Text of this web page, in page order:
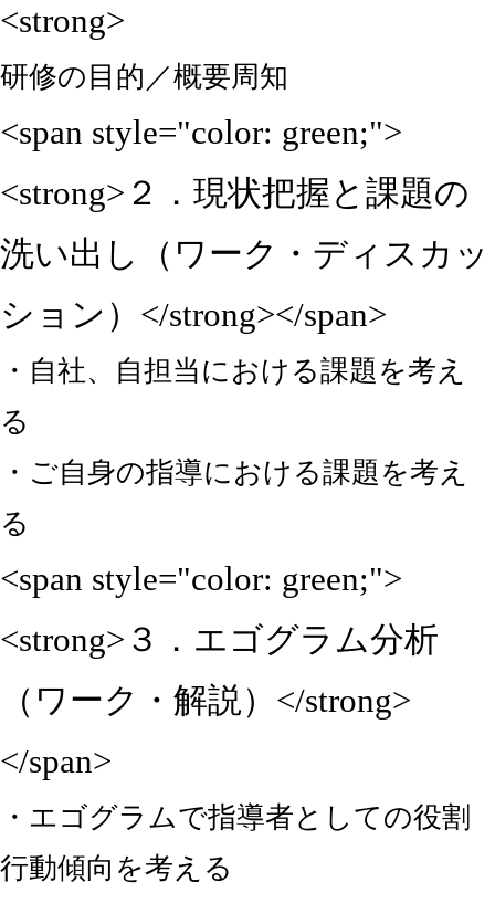
<strong>
研修の目的／概要周知
<span style="color: green;">
<strong>２．現状把握と課題の
洗い出し（ワーク・ディスカッ
ション）</strong></span>
・自社、自担当における課題を考え
る
・ご自身の指導における課題を考え
る
<span style="color: green;">
<strong>３．エゴグラム分析
（ワーク・解説）</strong>
</span>
・エゴグラムで指導者としての役割
行動傾向を考える